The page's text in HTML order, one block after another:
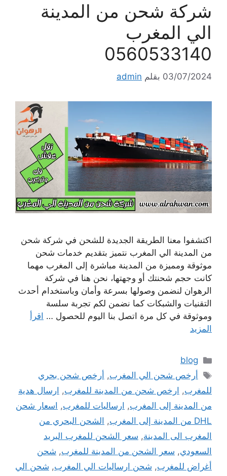
شركة شحن من المدينة
الي المغرب
0560533140
03/07/2024 بقلم admin
اكتشفوا معنا الطريقة الجديدة للشحن في شركة شحن
من المدينة الي المغرب نتميز بتقديم خدمات شحن
موثوقة ومميزة من المدينة مباشرة إلى المغرب مهما
كانت حجم شحنتك أو وجهتها، نحن هنا في شركة
الرهوان لنضمن وصولها بسرعة وأمان وباستخدام أحدث
التقنيات والشبكات كما نضمن لكم تجربة سلسة
وموثوقة في كل مرة اتصل بنا اليوم للحصول … اقرأ
المزيد
التصنيفات
blog
الوسوم
أرخص شحن الي المغرب, أرخص شحن بحري
للمغرب, ارخص شحن من المدينة للمغرب, ارسال هدية
من المدينة إلى المغرب, ارساليات للمغرب, اسعار شحن
DHL من المدينة إلى المغرب
, الشحن البحري من
المغرب الى المدينة, سعر الشحن للمغرب البريد
السعودي, سعر الشحن من المدينة للمغرب, شحن
أغراض للمغرب, شحن ارساليات الي المغرب, شحن الي